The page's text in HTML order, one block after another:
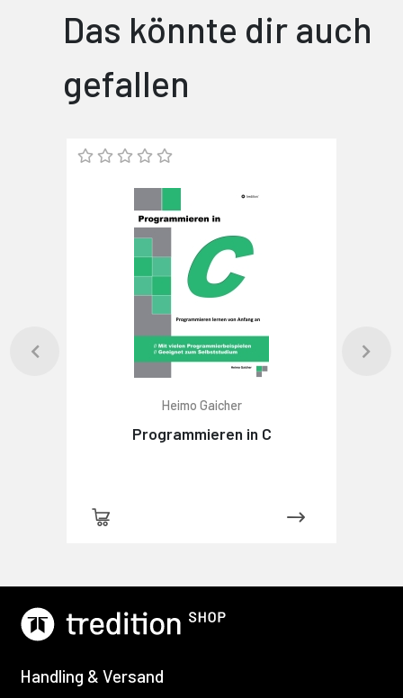
Das könnte dir auch
gefallen
Heimo Gaicher
Programmieren in C
Handling & Versand